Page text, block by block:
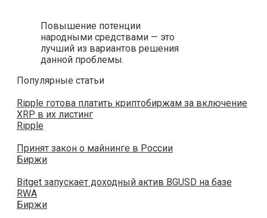
Повышение потенции
народными средствами — это
лучший из вариантов решения
данной проблемы.
Популярные статьи
Ripple готова платить криптобиржам за включение
XRP в их листинг
Ripple
Принят закон о майнинге в России
Биржи
Bitget запускает доходный актив BGUSD на базе
RWA
Биржи